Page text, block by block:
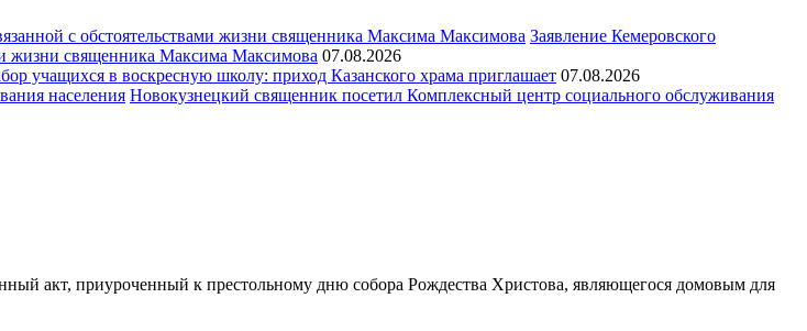
Заявление Кемеровского
жизни священника Максима Максимова 07.08.2026
учащихся в воскресную школу: приход Казанского храма приглашает 07.08.2026
Новокузнецкий священник посетил Комплексный центр социального обслуживания
акт, приуроченный к престольному дню собора Рождества Христова, являющегося домовым для